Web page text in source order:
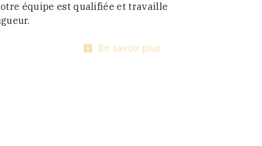
équipe est qualifiée et travaille
En savoir plus